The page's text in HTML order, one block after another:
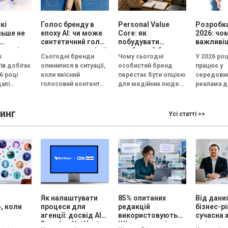
не
добігає
році
Голос бренду в
епоху АІ: чи може
синтетичний голос
передати емоцію і
довіру, або всі
бренди незабаром
звучатимуть
однаково?
Сьогодні бренди
опинилися в ситуації,
коли якісний
голосовий контент
паузи та...
Personal Value
Core: як
побудувати
особистий бренд,
який працює на
вибір, довіру і
статус
Чому сьогодні
особистий бренд
перестає бути опцією
для медійних людей і
довіри та особистого
2026:
У 2026
працює у
реклама
Усі статті >>
коли
вже
Як налаштувати
процеси для
агенції: досвід AIR
Brands у NetHunt
85% опитаних
редакцій
використовують
ШІ для текстів,
Від
бізнес-
сучасна
змінює